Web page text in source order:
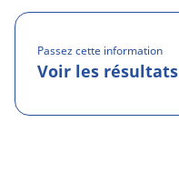
Passez cette information
Voir les résultats